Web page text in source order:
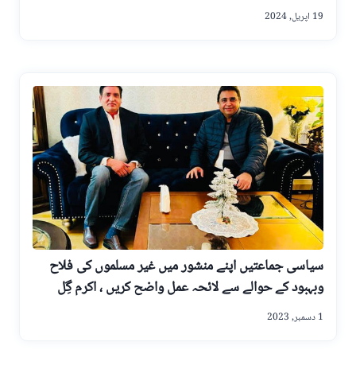
19 اپریل, 2024
سیاسی جماعتیں اپنے منشور میں غیر مسلموں کی فلاح
وبہبود کے حوالے سے لائحہ عمل واضح کریں ، اکرم گِل
1 دسمبر, 2023